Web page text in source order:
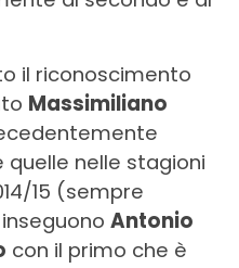
il riconoscimento
Massimiliano
nelle stagioni
15 (sempre
Antonio
con il primo che è